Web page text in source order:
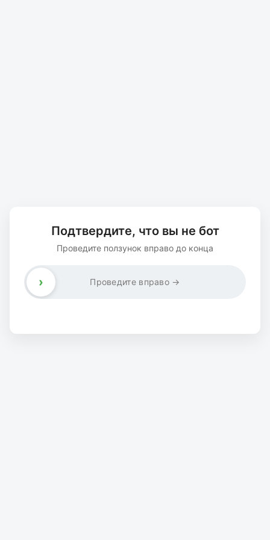
Подтвердите, что вы не бот
Проведите ползунок вправо до конца
Проведите вправо →
›